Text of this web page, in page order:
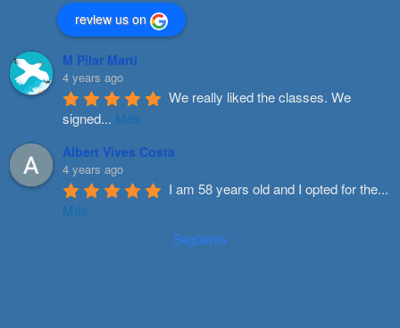
review us on
M Pilar Marti
4 years ago
We really liked the classes. We
signed... Més
Albert Vives Costa
4 years ago
I am 58 years old and I opted for the...
Més
Següents